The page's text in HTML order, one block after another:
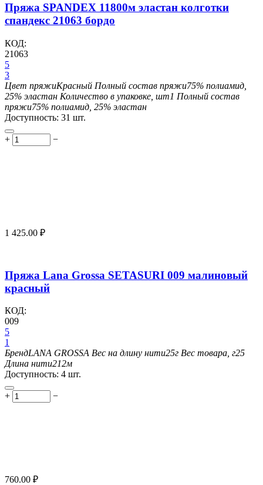
Пряжа SPANDEX 11800м эластан колготки
спандекс 21063 бордо
КОД:
21063
5
3
Цвет пряжиКрасный Полный состав пряжи75% полиамид,
25% эластан Количество в упаковке, шт1 Полный состав
пряжи75% полиамид, 25% эластан
Доступность: 31 шт.
+ −
1 425.00 ₽
Пряжа Lana Grossa SETASURI 009 малиновый
красный
КОД:
009
5
1
БрендLANA GROSSA Вес на длину нити25г Вес товара, г25
Длина нити212м
Доступность: 4 шт.
+ −
760.00 ₽